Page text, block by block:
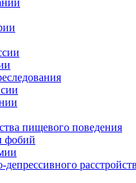
пищевого поведения
фобий